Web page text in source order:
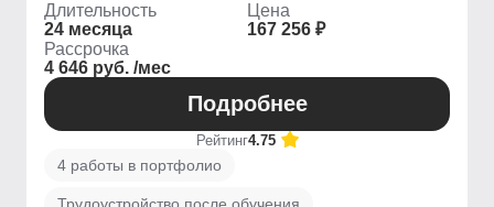
Длительность
24 месяца
Цена
167 256 ₽
Рассрочка
4 646 руб. /мес
Подробнее
Рейтинг4.75
4 работы в портфолио